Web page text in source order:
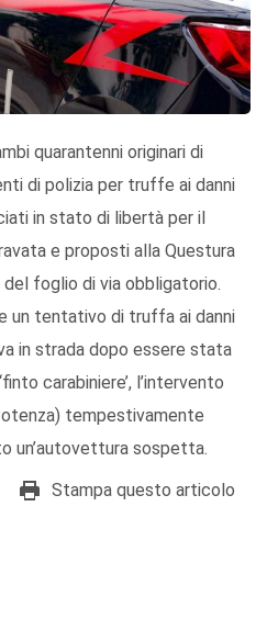
quarantenni originari di
di polizia per truffe ai danni
in stato di libertà per il
e proposti alla Questura
del foglio di via obbligatorio.
un tentativo di truffa ai danni
in strada dopo essere stata
carabiniere’, l’intervento
tempestivamente
un’autovettura sospetta.
Stampa questo articolo